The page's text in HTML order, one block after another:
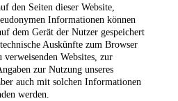
den Seiten dieser Website,
Informationen können
dem Gerät der Nutzer gespeichert
Auskünfte zum Browser
Websites, zur
zur Nutzung unseres
auch mit solchen Informationen
werden.